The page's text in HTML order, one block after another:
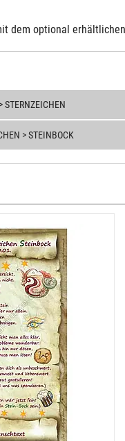
dem optional
STERNZEICHEN
> STEINBOCK